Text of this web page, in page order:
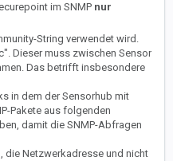
im SNMP nur
String verwendet wird.
Dieser muss zwischen Sensor
Das betrifft insbesondere
in dem der Sensorhub mit
Pakete aus folgenden
damit die SNMP-Abfragen
die Netzwerkadresse und nicht